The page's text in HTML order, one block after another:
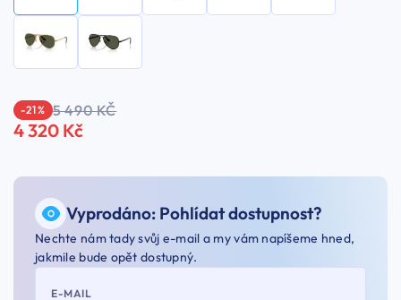
-21 % 5 490 KČ
4 320 Kč
Vyprodáno: Pohlídat dostupnost?
Nechte nám tady svůj e-mail a my vám napíšeme hned,
jakmile bude opět dostupný.
E-MAIL